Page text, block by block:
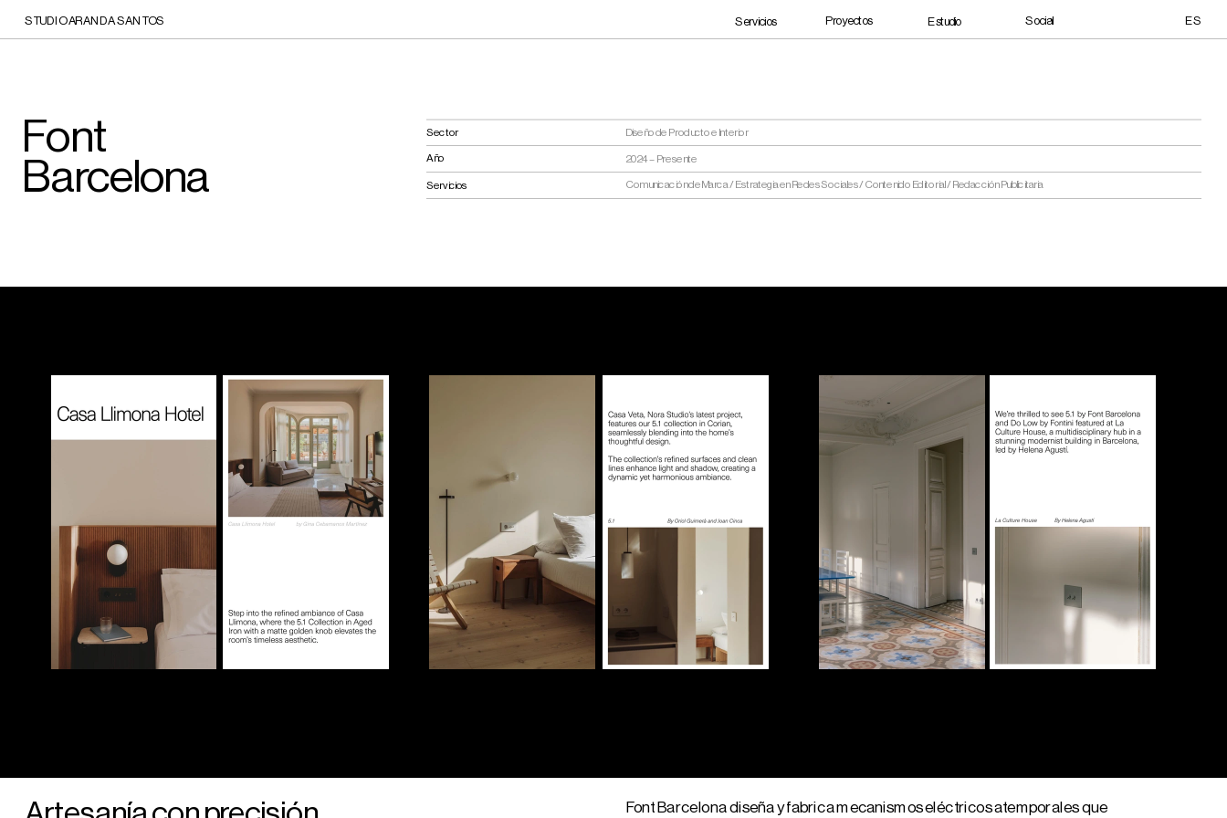
STUDIO ARANDA SANTOS Servicios Estudio Social
Proyectos ES
Font
Barcelona
Diseño de Producto e Interior
Sector
Año 2024 – Presente
Comunicación de Marca / Estrategia en Redes Sociales / Contenido Editorial / Redacción Publicitaria
Servicios
Font Barcelona diseña y fabrica mecanismos eléctricos atemporales que